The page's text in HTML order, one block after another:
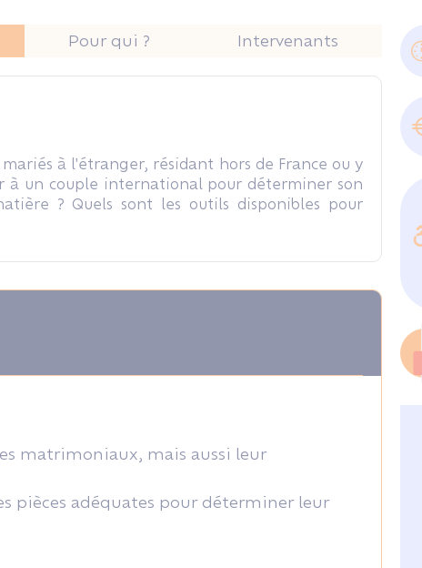
Pour qui ? Intervenants
à l'étranger, résidant hors de France ou y
à un couple international pour déterminer son
? Quels sont les outils disponibles pour
matrimoniaux, mais aussi leur
pièces adéquates pour déterminer leur